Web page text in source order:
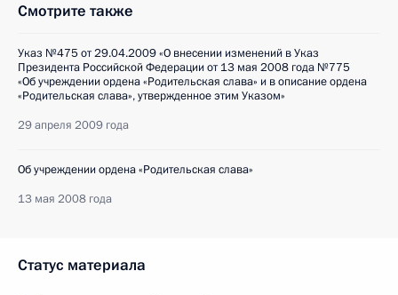
Смотрите также
Указ №475 от 29.04.2009 «О внесении изменений в Указ
Президента Российской Федерации от 13 мая 2008 года №775
«Об учреждении ордена «Родительская слава» и в описание ордена
«Родительская слава», утвержденное этим Указом»
29 апреля 2009 года
Об учреждении ордена «Родительская слава»
13 мая 2008 года
Статус материала